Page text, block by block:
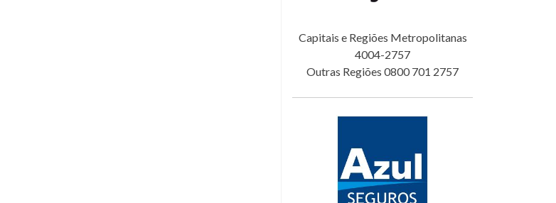
Capitais e Regiões Metropolitanas
4004-2757
Outras Regiões 0800 701 2757